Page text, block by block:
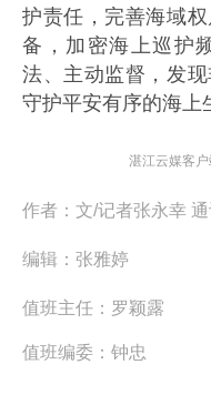
护责任，完善海域
备，加密海上巡护
法、主动监督，发
守护平安有序的海上
湛江云媒客
作者： 文/记者张永幸
编辑： 张雅婷
值班主任： 罗颖露
值班编委： 钟忠